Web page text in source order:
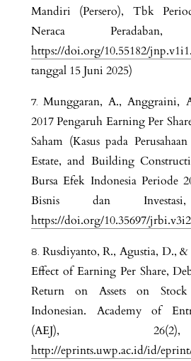
Mandiri (Persero), Tbk
Neraca
https://doi.org/10.55182/
tanggal 15 Juni 2025)
Munggaran, A.,
2017 Pengaruh Earning Per
Saham (Kasus pada
Estate, and Building
Bursa Efek Indonesia Periode
Bisnis dan
https://doi.org/10.35697/
Rusdiyanto, R., Agustia, D.,
Effect of Earning Per Share,
Return on Assets on Stock
Indonesian. Academy of
(AEJ),
http://eprints.uwp.ac.id/id/